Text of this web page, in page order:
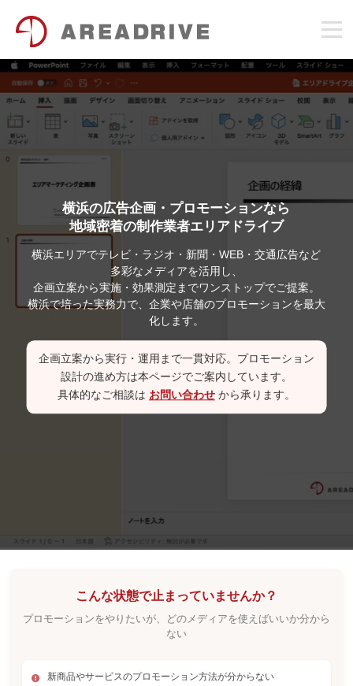
横浜の広告企画・プロモーションなら
地域密着の制作業者エリアドライブ
横浜エリアでテレビ・ラジオ・新聞・WEB・交通広告など
多彩なメディアを活用し、
企画立案から実施・効果測定までワンストップでご提案。
横浜で培った実務力で、企業や店舗のプロモーションを最大
化します。
企画立案から実行・運用まで一貫対応。プロモーション
設計の進め方は本ページでご案内しています。
具体的なご相談は お問い合わせから承ります。
こんな状態で止まっていませんか？
プロモーションをやりたいが、どのメディアを使えばいいか分から
ない
新商品やサービスのプロモーション方法が分からない